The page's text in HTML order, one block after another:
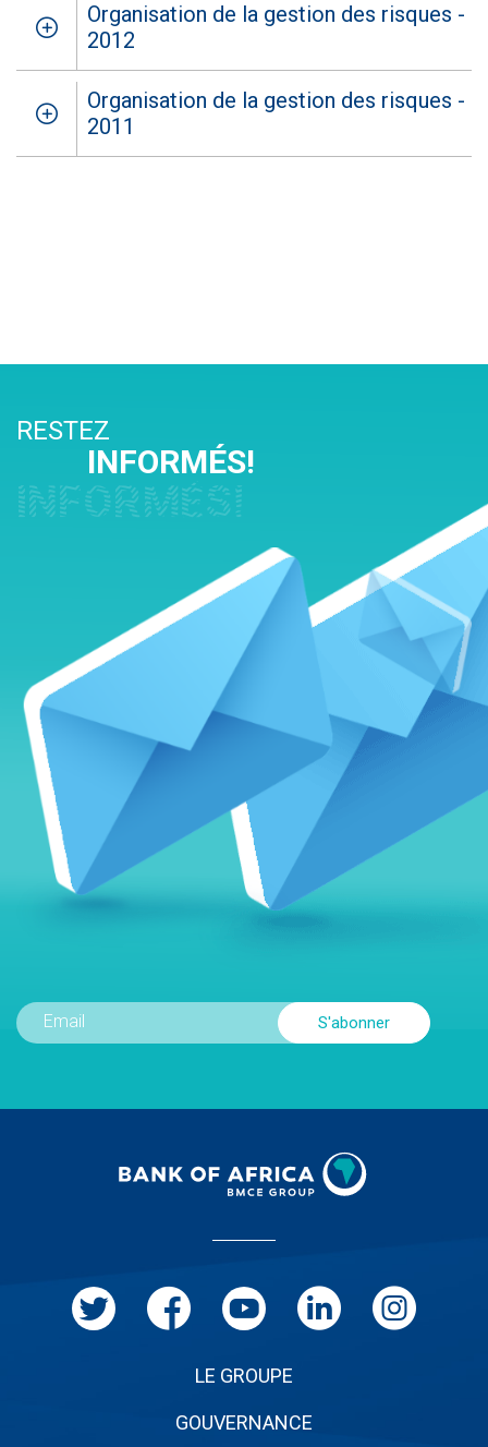
Organisation de la gestion des risques -
2012
Organisation de la gestion des risques -
2011
RESTEZ
INFORMÉS!
INFORMÉS!
LE GROUPE
GOUVERNANCE